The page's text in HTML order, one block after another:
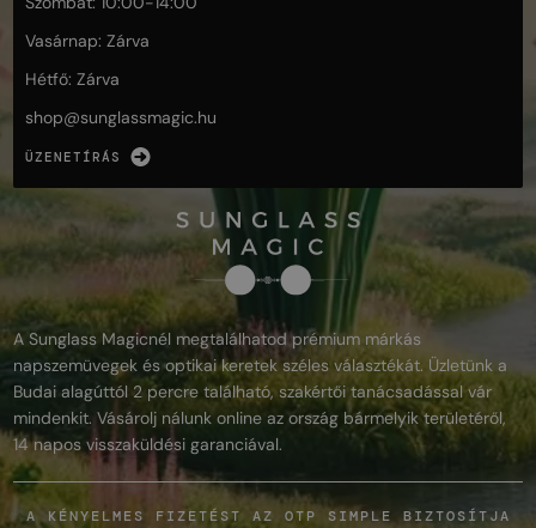
Vasárnap: Zárva
Hétfő: Zárva
shop@sunglassmagic.hu
ÜZENETÍRÁS
A Sunglass Magicnél megtalálhatod prémium márkás
napszemüvegek és optikai keretek széles választékát. Üzletünk a
Budai alagúttól 2 percre található, szakértői tanácsadással vár
mindenkit. Vásárolj nálunk online az ország bármelyik területéről,
14 napos visszaküldési garanciával.
A KÉNYELMES FIZETÉST AZ OTP SIMPLE BIZTOSÍTJA